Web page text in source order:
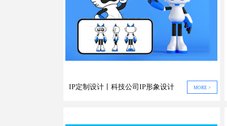
IP定制设计丨科技公司IP形象设计 MORE >